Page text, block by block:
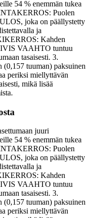
54 % enemmän tukea
Puolen
joka on päällystetty
ja
Kahden
VAAHTO tuntuu
tasaisesti. 3.
tuuman) paksuinen
periksi miellyttävän
mikä lisää
juuri
54 % enemmän tukea
Puolen
joka on päällystetty
ja
Kahden
VAAHTO tuntuu
tasaisesti. 3.
tuuman) paksuinen
periksi miellyttävän